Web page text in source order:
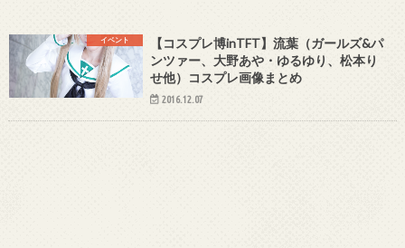
イベント
【コスプレ博inTFT】流葉（ガールズ&パ
ンツァー、大野あや・ゆるゆり、松本り
せ他）コスプレ画像まとめ
2016.12.07